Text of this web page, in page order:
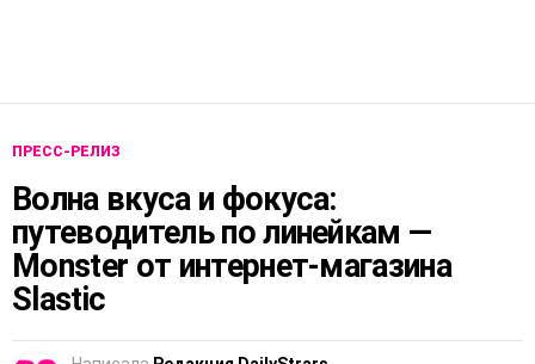
ПРЕСС-РЕЛИЗ
Волна вкуса и фокуса:
путеводитель по линейкам —
Monster от интернет-магазина
Slastic